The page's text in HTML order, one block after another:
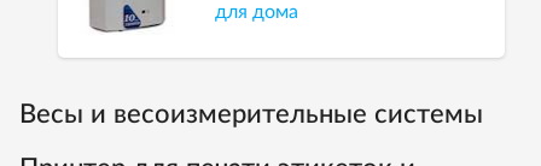
для дома
Весы и весоизмерительные системы